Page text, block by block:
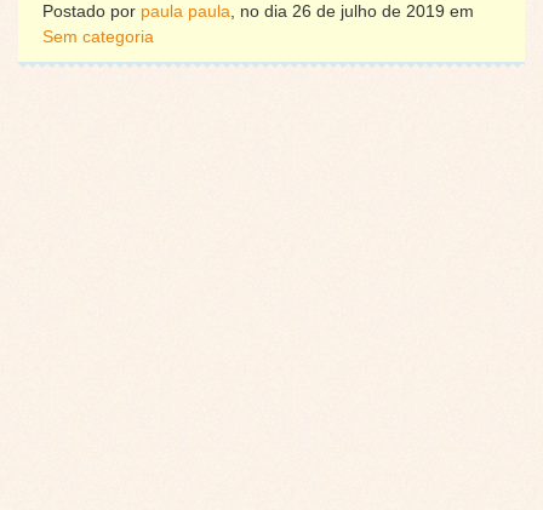
Postado por paula paula, no dia 26 de julho de 2019 em
Sem categoria